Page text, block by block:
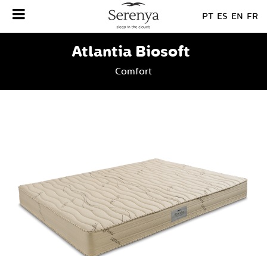
PT ES EN FR
Atlantia Biosoft
Comfort